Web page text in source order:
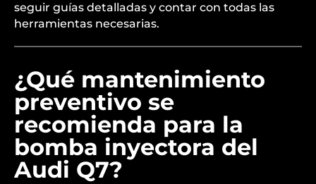
seguir guías detalladas y contar con todas las
herramientas necesarias.
¿Qué mantenimiento
preventivo se
recomienda para la
bomba inyectora del
Audi Q7?